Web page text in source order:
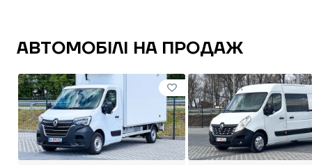
АВТОМОБІЛІ НА ПРОДАЖ